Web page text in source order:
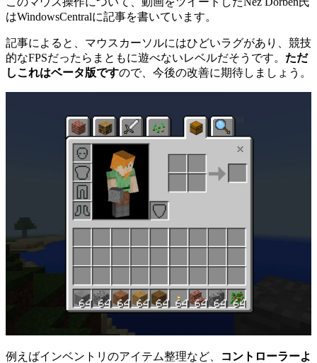
はWindowsCentralに記事を書いています。
記事によると、マウスカーソルにはひどいラグがあり、競技
的なFPSだったらまともに遊べないレベルだそうです。 ただ
しこれはベータ版ですので、今後の改善に期待しましょう。
例えばインベントリのアイテム整理など、
コントローラーよ